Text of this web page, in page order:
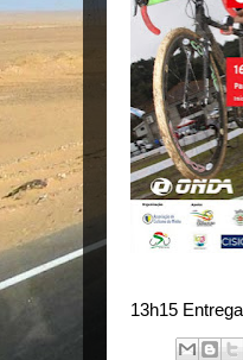
13h15